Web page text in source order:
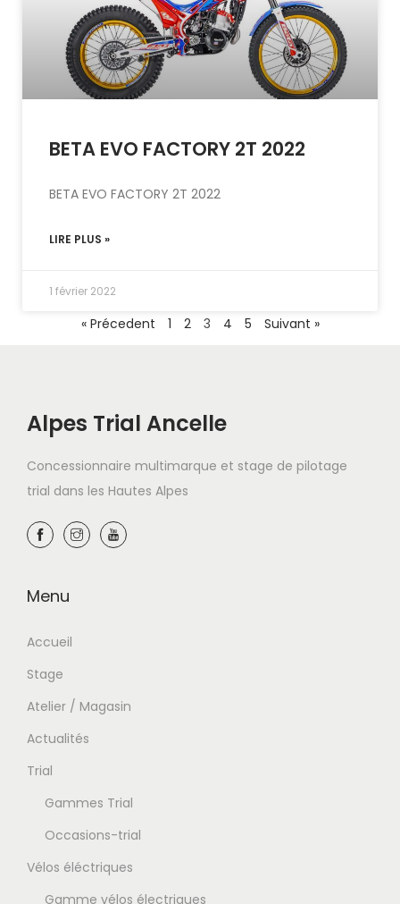
BETA EVO FACTORY 2T 2022
BETA EVO FACTORY 2T 2022
LIRE PLUS »
1 février 2022
« Précedent 1 2 3 4 5 Suivant »
Alpes Trial Ancelle
Concessionnaire multimarque et stage de pilotage
trial dans les Hautes Alpes
Menu
Accueil
Stage
Atelier / Magasin
Actualités
Trial
Gammes Trial
Occasions-trial
Vélos éléctriques
Gamme vélos électriques